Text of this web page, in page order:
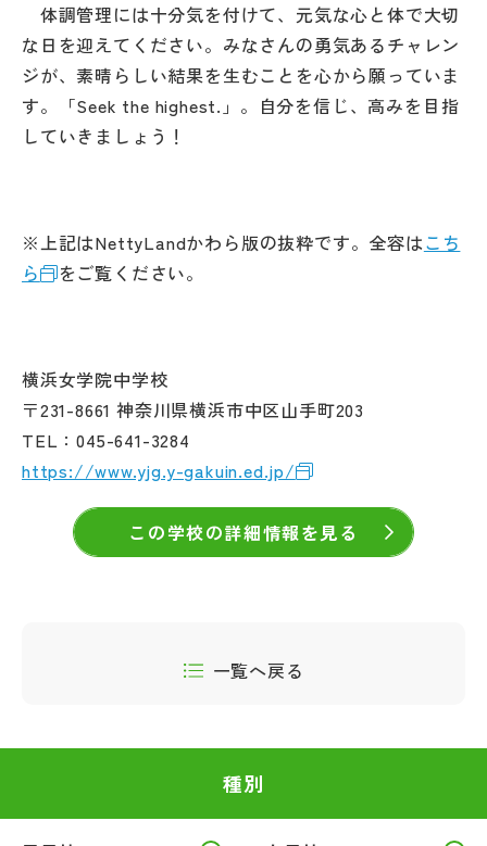
運営会社
体調管理には十分気を付けて、元気な心と体で大切
な日を迎えてください。みなさんの勇気あるチャレン
ジが、素晴らしい結果を生むことを心から願っていま
す。「Seek the highest.」。自分を信じ、高みを目指
していきましょう！
※上記はNettyLandかわら版の抜粋です。全容はこち
ら
をご覧ください。
横浜女学院中学校
〒231-8661 神奈川県横浜市中区山手町203
TEL：045-641-3284
https://www.yjg.y-gakuin.ed.jp/
この学校の詳細情報を見る
一覧へ戻る
種別